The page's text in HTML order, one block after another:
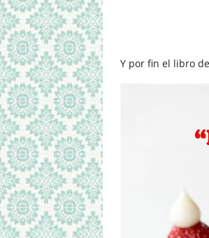
Y por fin el libro